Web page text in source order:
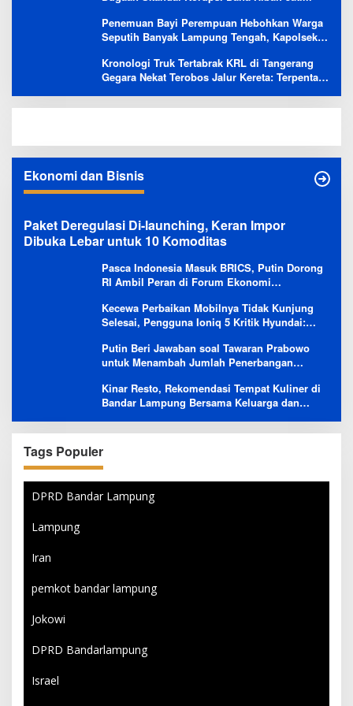
Penemuan Bayi Perempuan Hebohkan Warga
Seputih Banyak Lampung Tengah, Kapolsek:
Kronologi Truk Tertabrak KRL di Tangerang
Gegara Nekat Terobos Jalur Kereta: Terpental,
Ekonomi dan Bisnis
Paket Deregulasi Di-launching, Keran Impor
Dibuka Lebar untuk 10 Komoditas
Pasca Indonesia Masuk BRICS, Putin Dorong
RI Ambil Peran di Forum Ekonomi
Kecewa Perbaikan Mobilnya Tidak Kunjung
Selesai, Pengguna Ioniq 5 Kritik Hyundai:
Sales
Putin Beri Jawaban soal Tawaran Prabowo
untuk Menambah Jumlah Penerbangan
Kinar Resto, Rekomendasi Tempat Kuliner di
Bandar Lampung Bersama Keluarga dan
Tags Populer
DPRD Bandar Lampung
Lampung
Iran
pemkot bandar lampung
Jokowi
DPRD Bandarlampung
Israel